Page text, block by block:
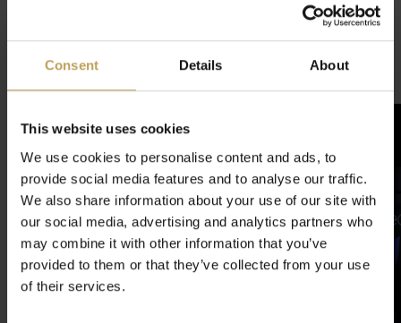
Consent Details About
This website uses cookies
We use cookies to personalise content and ads, to
provide social media features and to analyse our traffic.
We also share information about your use of our site with
our social media, advertising and analytics partners who
may combine it with other information that you’ve
provided to them or that they’ve collected from your use
of their services.